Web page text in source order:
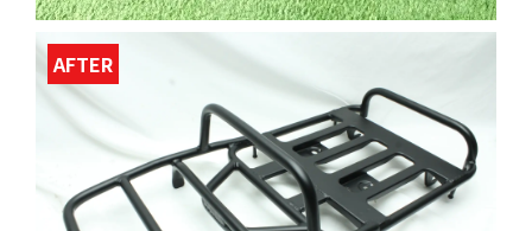
AFTER